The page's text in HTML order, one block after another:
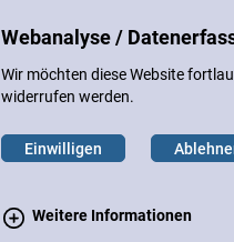
Webanalyse /
Wir möchten diese Website
widerrufen werden.
Einwilligen
Weitere Informationen
DE